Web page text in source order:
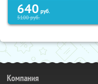
640 руб.
5100руб.
Компания